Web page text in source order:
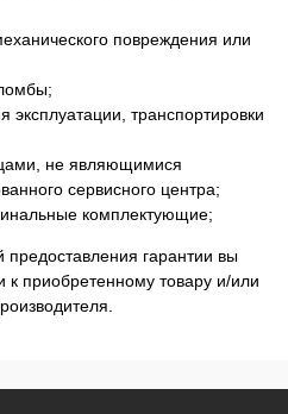
повреждения или
транспортировки
не являющимися
сервисного центра;
комплектующие;
гарантии вы
к приобретенному товару и/или